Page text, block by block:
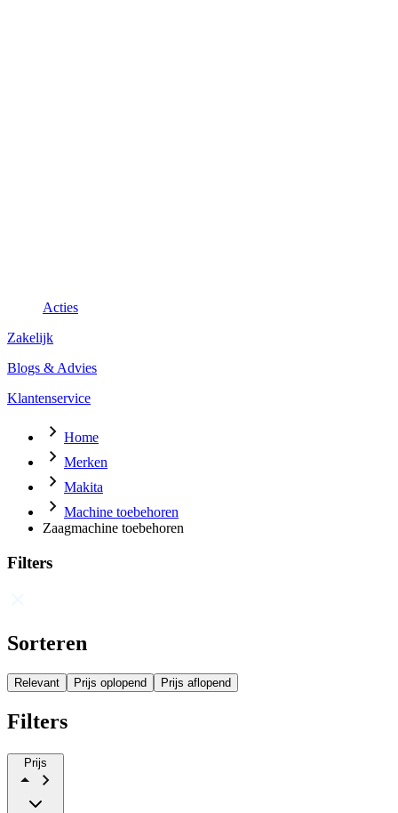
Acties
Zakelijk
Blogs & Advies
Klantenservice
Home
Merken
Makita
Machine toebehoren
Zaagmachine toebehoren
Filters
Sorteren
Relevant Prijs oplopend Prijs aflopend
Filters
Prijs